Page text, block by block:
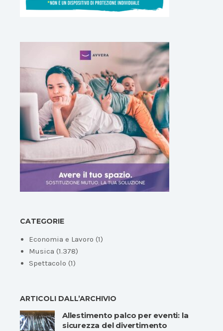
CATEGORIE
Economia e Lavoro (1)
Musica (1.378)
Spettacolo (1)
ARTICOLI DALL’ARCHIVIO
Allestimento palco per eventi: la
sicurezza del divertimento